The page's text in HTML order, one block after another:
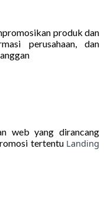
produk dan
perusahaan, dan
web yang dirancang
tertentu Landing